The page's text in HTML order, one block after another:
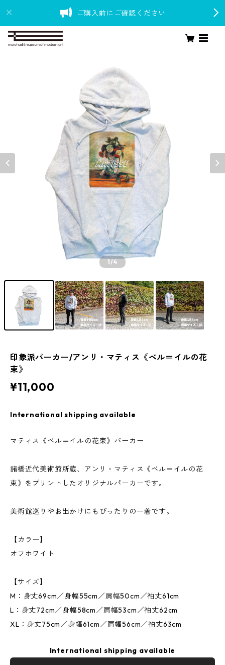
ご購入前にご確認ください
1/4
印象派パーカー/アンリ・マティス《ベル＝イルの花
束》
¥11,000
International shipping available
マティス《ベル＝イルの花束》パーカー
諸橋近代美術館所蔵、アンリ・マティス《ベル＝イルの花
束》をプリントしたオリジナルパーカーです。
美術館巡りやお出かけにもぴったりの一着です。
【カラー】
オフホワイト
【サイズ】
M：身丈69cm／身幅55cm／肩幅50cm／袖丈61cm
L：身丈72cm／身幅58cm／肩幅53cm／袖丈62cm
XL：身丈75cm／身幅61cm／肩幅56cm／袖丈63cm
International shipping available